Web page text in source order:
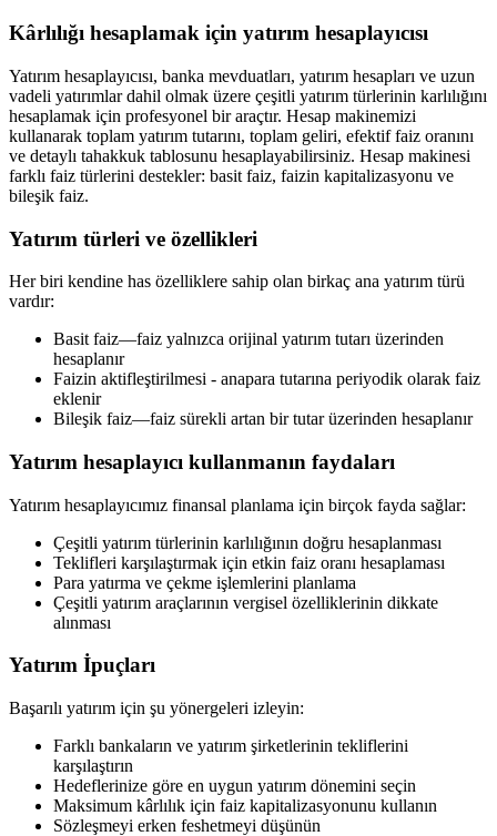
Kârlılığı hesaplamak için yatırım hesaplayıcısı
Yatırım hesaplayıcısı, banka mevduatları, yatırım hesapları ve uzun
vadeli yatırımlar dahil olmak üzere çeşitli yatırım türlerinin karlılığını
hesaplamak için profesyonel bir araçtır. Hesap makinemizi
kullanarak toplam yatırım tutarını, toplam geliri, efektif faiz oranını
ve detaylı tahakkuk tablosunu hesaplayabilirsiniz. Hesap makinesi
farklı faiz türlerini destekler: basit faiz, faizin kapitalizasyonu ve
bileşik faiz.
Yatırım türleri ve özellikleri
Her biri kendine has özelliklere sahip olan birkaç ana yatırım türü
vardır:
Basit faiz—faiz yalnızca orijinal yatırım tutarı üzerinden
hesaplanır
Faizin aktifleştirilmesi - anapara tutarına periyodik olarak faiz
eklenir
Bileşik faiz—faiz sürekli artan bir tutar üzerinden hesaplanır
Yatırım hesaplayıcı kullanmanın faydaları
Yatırım hesaplayıcımız finansal planlama için birçok fayda sağlar:
Çeşitli yatırım türlerinin karlılığının doğru hesaplanması
Teklifleri karşılaştırmak için etkin faiz oranı hesaplaması
Para yatırma ve çekme işlemlerini planlama
Çeşitli yatırım araçlarının vergisel özelliklerinin dikkate
alınması
Yatırım İpuçları
Başarılı yatırım için şu yönergeleri izleyin:
Farklı bankaların ve yatırım şirketlerinin tekliflerini
karşılaştırın
Hedeflerinize göre en uygun yatırım dönemini seçin
Maksimum kârlılık için faiz kapitalizasyonunu kullanın
Sözleşmeyi erken feshetmeyi düşünün